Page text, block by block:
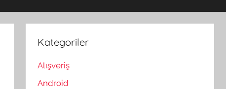
Kategoriler
Alışveriş
Android